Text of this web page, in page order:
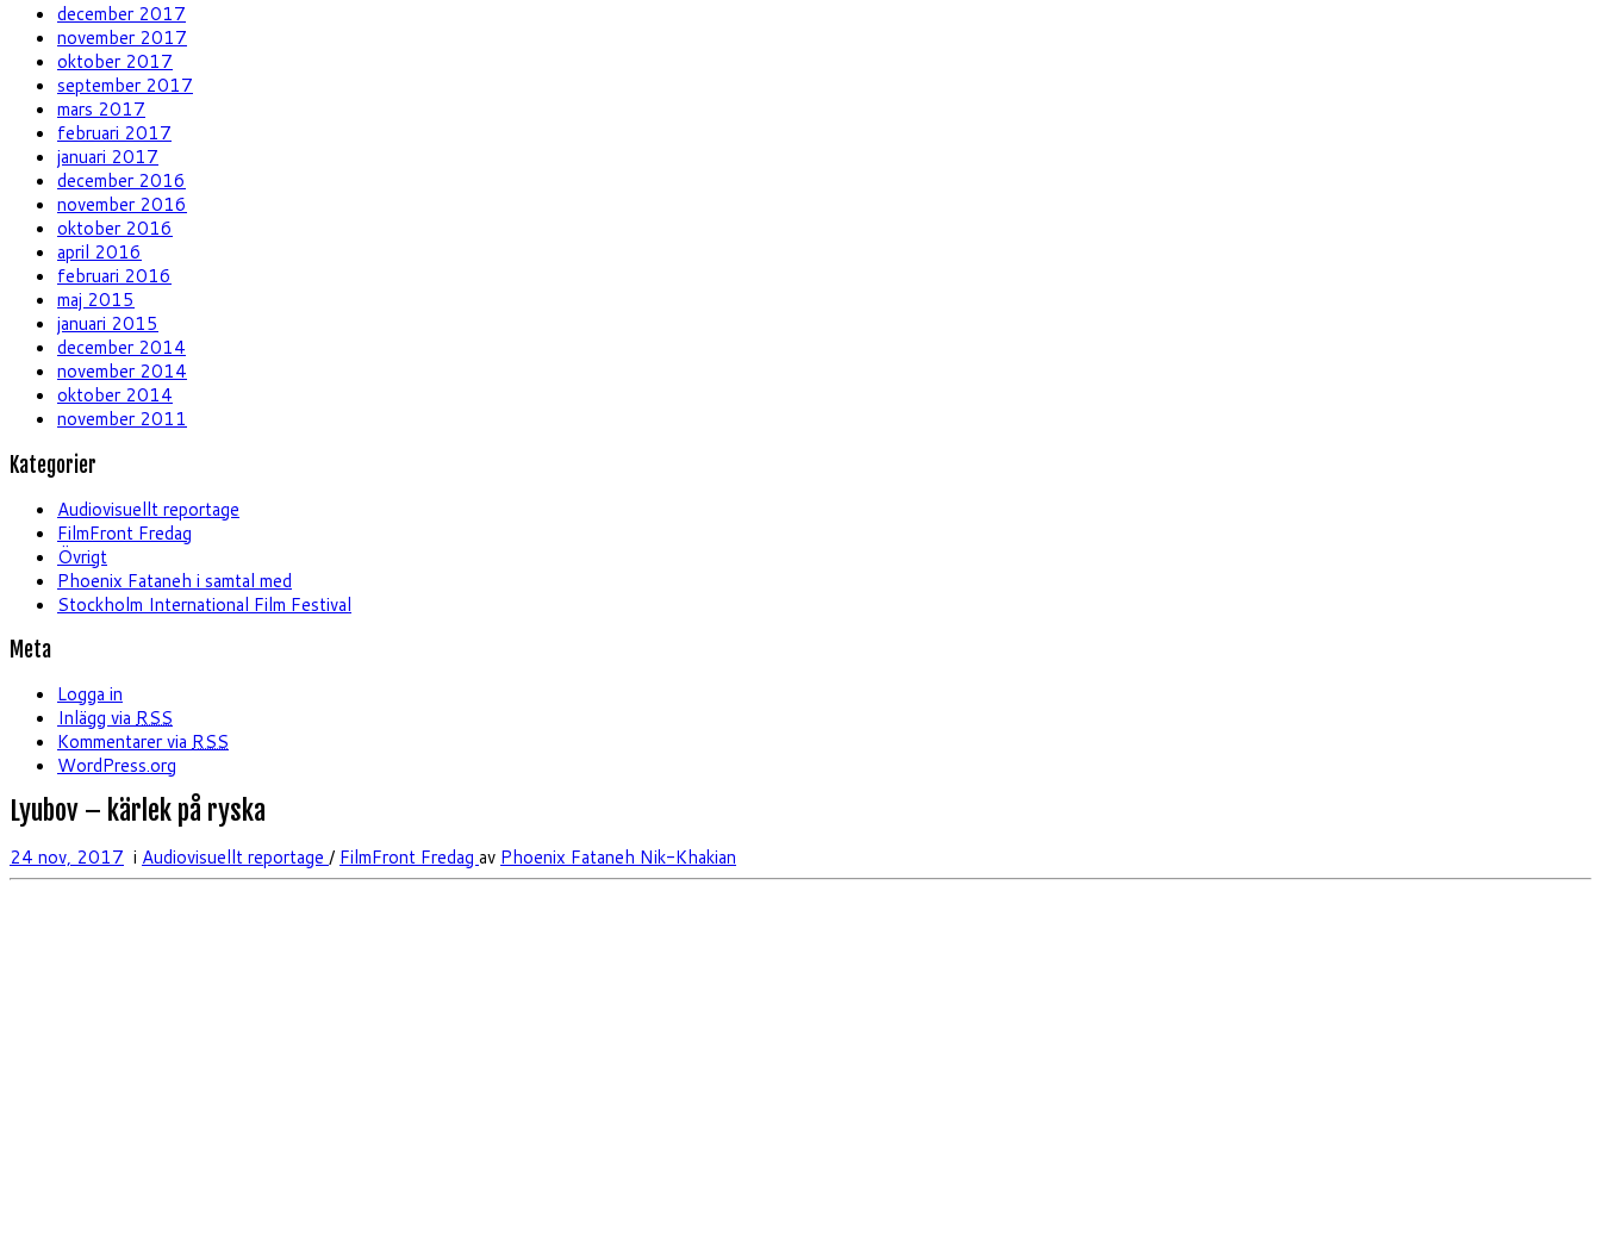
december 2017
november 2017
oktober 2017
september 2017
mars 2017
februari 2017
januari 2017
december 2016
november 2016
oktober 2016
april 2016
februari 2016
maj 2015
januari 2015
december 2014
november 2014
oktober 2014
november 2011
Kategorier
Audiovisuellt reportage
FilmFront Fredag
Övrigt
Phoenix Fataneh i samtal med
Stockholm International Film Festival
Meta
Logga in
Inlägg via RSS
Kommentarer via RSS
WordPress.org
Lyubov – kärlek på ryska
24 nov, 2017 i Audiovisuellt reportage / FilmFront Fredag av Phoenix Fataneh Nik-Khakian